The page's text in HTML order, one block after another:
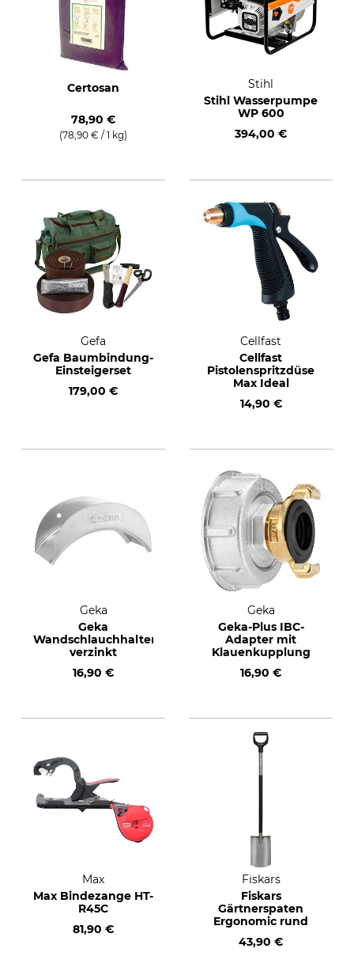
Certosan
78,90 €
(78,90 € / 1 kg)
Stihl
Stihl Wasserpumpe
WP 600
394,00 €
Gefa
Gefa Baumbindung-
Einsteigerset
179,00 €
Cellfast
Cellfast
Pistolenspritzdüse
Max Ideal
14,90 €
Geka
Geka
Wandschlauchhalter
verzinkt
16,90 €
Geka
Geka-Plus IBC-
Adapter mit
Klauenkupplung
16,90 €
Max
Max Bindezange HT-
R45C
81,90 €
Fiskars
Fiskars
Gärtnerspaten
Ergonomic rund
43,90 €